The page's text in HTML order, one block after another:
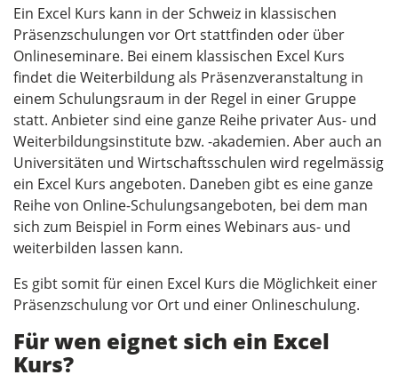
Ein Excel Kurs kann in der Schweiz in klassischen
Präsenzschulungen vor Ort stattfinden oder über
Onlineseminare. Bei einem klassischen Excel Kurs
findet die Weiterbildung als Präsenzveranstaltung in
einem Schulungsraum in der Regel in einer Gruppe
statt. Anbieter sind eine ganze Reihe privater Aus- und
Weiterbildungsinstitute bzw. -akademien. Aber auch an
Universitäten und Wirtschaftsschulen wird regelmässig
ein Excel Kurs angeboten. Daneben gibt es eine ganze
Reihe von Online-Schulungsangeboten, bei dem man
sich zum Beispiel in Form eines Webinars aus- und
weiterbilden lassen kann.
Es gibt somit für einen Excel Kurs die Möglichkeit einer
Präsenzschulung vor Ort und einer Onlineschulung.
Für wen eignet sich ein Excel
Kurs?